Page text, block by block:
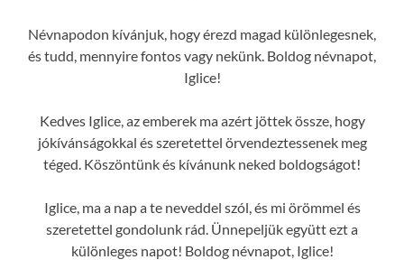
Névnapodon kívánjuk, hogy érezd magad különlegesnek,
és tudd, mennyire fontos vagy nekünk. Boldog névnapot,
Iglice!
Kedves Iglice, az emberek ma azért jöttek össze, hogy
jókívánságokkal és szeretettel örvendeztessenek meg
téged. Köszöntünk és kívánunk neked boldogságot!
Iglice, ma a nap a te neveddel szól, és mi örömmel és
szeretettel gondolunk rád. Ünnepeljük együtt ezt a
különleges napot! Boldog névnapot, Iglice!